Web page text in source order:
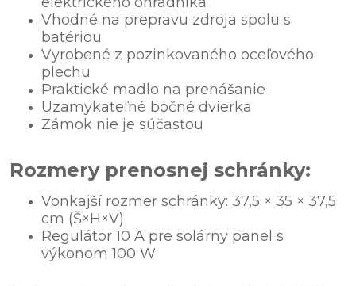
Vhodné na prepravu zdroja spolu s
batériou
Vyrobené z pozinkovaného oceľového
plechu
Praktické madlo na prenášanie
Uzamykateľné bočné dvierka
Zámok nie je súčasťou
Rozmery prenosnej schránky:
Vonkajší rozmer schránky: 37,5 × 35 × 37,5
cm (Š×H×V)
Regulátor 10 A pre solárny panel s
výkonom 100 W